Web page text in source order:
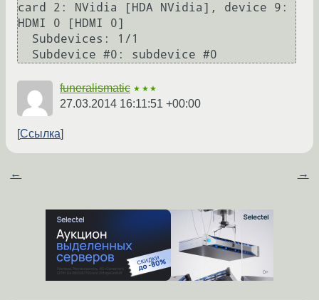
card 2: NVidia [HDA NVidia], device 9:
HDMI 0 [HDMI 0]
funeralismatic ★★★
27.03.2014 16:11:51 +00:00
Ссылка
← →